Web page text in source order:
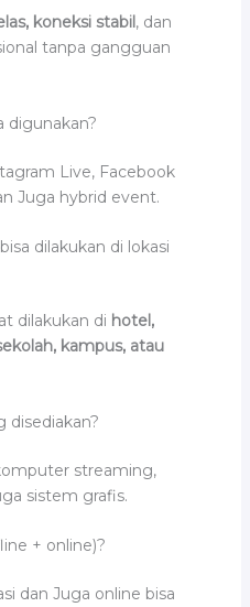
koneksi stabil , dan
tanpa gangguan
digunakan?
Live, Facebook
Juga hybrid event.
dilakukan di lokasi
dilakukan di hotel,
kampus, atau
disediakan?
streaming,
sistem grafis.
+ online)?
dan Juga online bisa